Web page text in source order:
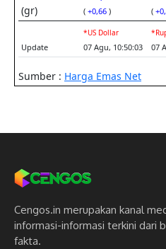
Cengos.in merupakan kanal
informasi-informasi terkini dari
fakta.